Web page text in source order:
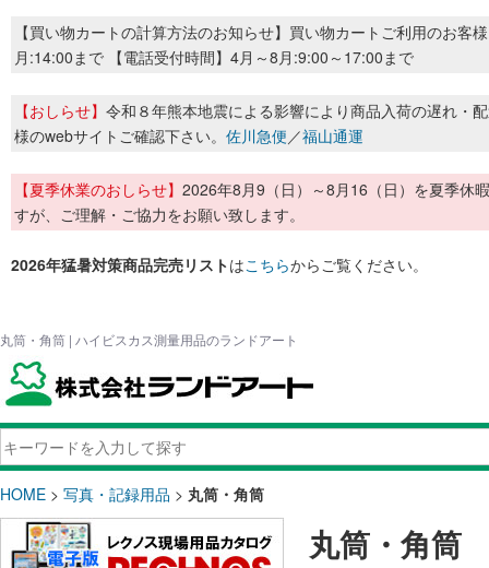
【買い物カートの計算方法のお知らせ】買い物カートご利用のお客
月:14:00まで 【電話受付時間】4月～8月:9:00～17:00まで
【おしらせ】 令和８年熊本地震による影響により商品入荷の遅れ・
様のwebサイトご確認下さい。 佐川急便／福山通運
【夏季休業のおしらせ】 2026年8月9（日）～8月16（日）を夏季休
すが、ご理解・ご協力をお願い致します。
2026年猛暑対策商品完売リストはこちらからご覧ください。
丸筒・角筒 | ハイビスカス測量用品のランドアート
HOME > 写真・記録用品 > 丸筒・角筒
丸筒・角筒